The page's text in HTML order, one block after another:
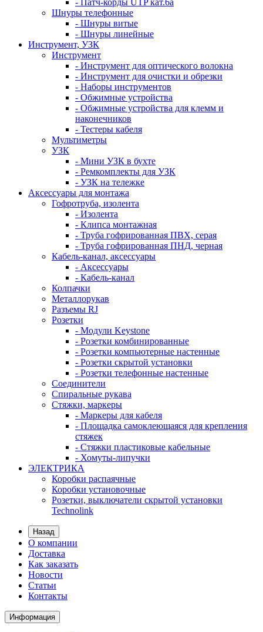
- Патч-корды UTP кат.6а
Шнуры телефонные
- Шнуры витые
- Шнуры линейные
Инструмент, УЗК
Инструмент
- Инструмент для оптического волокна
- Инструмент для очистки и обрезки
- Наборы инструментов
- Обжимные устройства
- Обжимные устройства для клемм и
наконечников
- Тестеры кабеля
Мультиметры
УЗК
- Мини УЗК в бухте
- Ремкомплекты для УЗК
- УЗК на тележке
Аксессуары для монтажа
Гофротруба, изолента
- Изолента
- Клипса монтажная
- Труба гофрированная ПВХ, серая
- Труба гофрированная ПНД, черная
Кабель-канал, аксессуары
- Аксессуары
- Кабель-канал
Колпачки
Металлорукав
Разъемы RJ
Розетки
- Модули Keystone
- Розетки комбинированные
- Розетки компьютерные настенные
- Розетки скрытой установки
- Розетки телефонные настенные
Соединители
Спиральные рукава
Стяжки, маркеры
- Маркеры для кабеля
- Площадка самоклеющаяся для крепления
стяжек
- Стяжки пластиковые кабельные
- Хомуты-липучки
ЭЛЕКТРИКА
Коробки распаячные
Коробки установочные
Розетки, выключатели скрытой установки
Technolink
Назад
О компании
Доставка
Как заказать
Новости
Статьи
Контакты
Информация